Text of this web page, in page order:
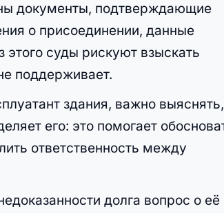
документы, подтверждающие
о присоединении, данные
суды рискуют взыскать
поддерживает.
здания, важно выяснять,
его: это помогает
ответственность между
долга вопрос о её